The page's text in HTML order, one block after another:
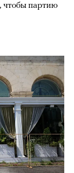
чтобы партию